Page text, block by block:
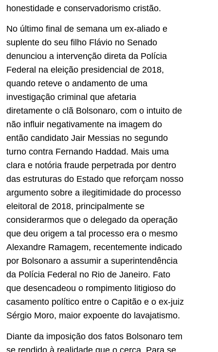
honestidade e conservadorismo cristão.
No último final de semana um ex-aliado e
suplente do seu filho Flávio no Senado
denunciou a intervenção direta da Polícia
Federal na eleição presidencial de 2018,
quando reteve o andamento de uma
investigação criminal que afetaria
diretamente o clã Bolsonaro, com o intuito de
não influir negativamente na imagem do
então candidato Jair Messias no segundo
turno contra Fernando Haddad. Mais uma
clara e notória fraude perpetrada por dentro
das estruturas do Estado que reforçam nosso
argumento sobre a ilegitimidade do processo
eleitoral de 2018, principalmente se
considerarmos que o delegado da operação
que deu origem a tal processo era o mesmo
Alexandre Ramagem, recentemente indicado
por Bolsonaro a assumir a superintendência
da Polícia Federal no Rio de Janeiro. Fato
que desencadeou o rompimento litigioso do
casamento político entre o Capitão e o ex-juiz
Sérgio Moro, maior expoente do lavajatismo.
Diante da imposição dos fatos Bolsonaro tem
se rendido à realidade que o cerca. Para se